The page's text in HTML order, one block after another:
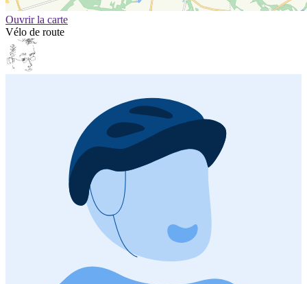
Ouvrir la carte
Vélo de route